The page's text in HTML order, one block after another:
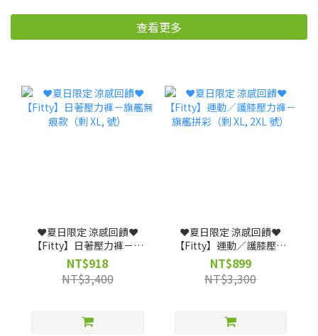
查看更多
❤️夏日限定 涼感回饋❤️
【Fitty】日著壓力褲－旗
艦無痕款（剩 XL, 號）
NT$918
NT$3,400
❤️夏日限定 涼感回饋❤️
【Fitty】運動／護膝壓力
褲－旗艦拼彩（剩 XL, 2XL
號）
NT$899
NT$3,300